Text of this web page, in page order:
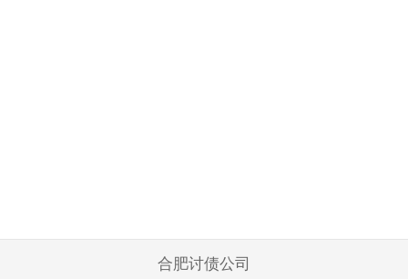
合肥讨债公司